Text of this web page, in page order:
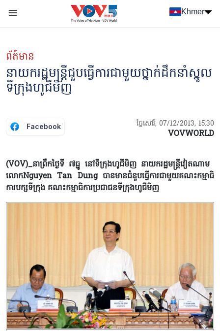
Nhảy đến nội dung
Khmer
ព័ត៍មាន
នាយករដ្ឋមន្ត្រីជួបធ្វើការជាមួយថ្នាក់ដឹកនាំស្នូល
ទីក្រុងហូជីមិញ
Facebook ថ្ងៃសៅរ៍, 07/12/2013, 15:30
VOVWORLD
(VOV)_នាព្រឹកថ្ងៃទី ៧ធ្នូ ​នៅទីក្រុងហូជីមិញ នាយករដ្ឋមន្ត្រីវៀត​ណាម ​
លោកNguyen Tan Dung បានមានជំនួបធ្វើការជាមួយ​គណះកម្មាធិ
ការបក្សទីក្រុង ​គណះកម្មាធិការប្រជាជនទីក្រុងហូជីមិញ ​